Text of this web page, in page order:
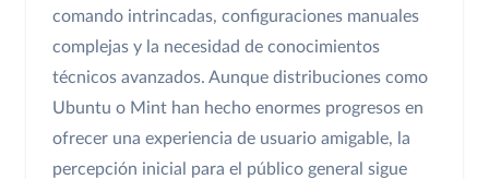
comando intrincadas, configuraciones manuales
complejas y la necesidad de conocimientos
técnicos avanzados. Aunque distribuciones como
Ubuntu o Mint han hecho enormes progresos en
ofrecer una experiencia de usuario amigable, la
percepción inicial para el público general sigue